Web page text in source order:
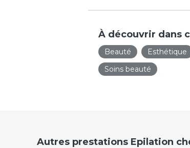
À découvrir dans
Beauté Esthétique
Soins beauté
Autres prestations Epilation